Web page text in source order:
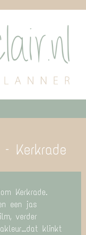
Kerkrade
Kerkrade.
een jas
verder
klinkt